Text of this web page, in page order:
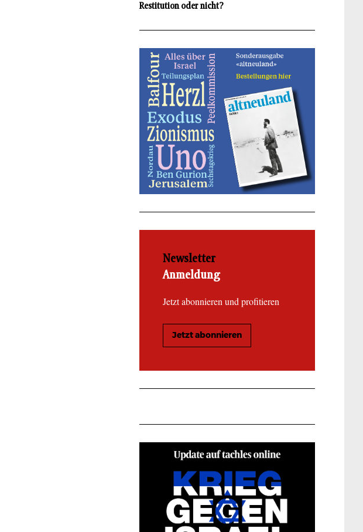
Restitution oder nicht?
Newsletter
Anmeldung
Jetzt abonnieren und profitieren
Jetzt abonnieren